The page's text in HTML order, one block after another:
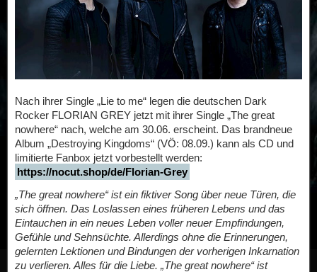
Nach ihrer Single „Lie to me“ legen die deutschen Dark
Rocker FLORIAN GREY jetzt mit ihrer Single „The great
nowhere“ nach, welche am 30.06. erscheint. Das brandneue
Album „Destroying Kingdoms“ (VÖ: 08.09.) kann als CD und
limitierte Fanbox jetzt vorbestellt werden:
https://nocut.shop/de/Florian-Grey
„The great nowhere“ ist ein fiktiver Song über neue Türen, die
sich öffnen. Das Loslassen eines früheren Lebens und das
Eintauchen in ein neues Leben voller neuer Empfindungen,
Gefühle und Sehnsüchte. Allerdings ohne die Erinnerungen,
gelernten Lektionen und Bindungen der vorherigen Inkarnation
zu verlieren. Alles für die Liebe. „The great nowhere“ ist